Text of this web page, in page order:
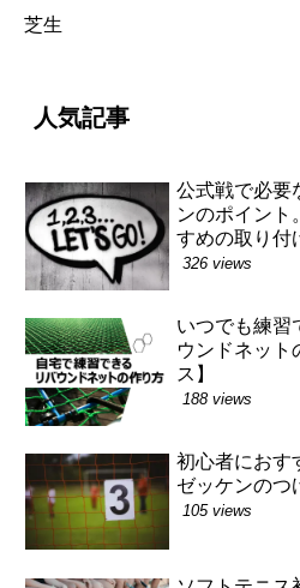
芝生
人気記事
公式戦で必要
ンのポイント
すめの取り付
326 views
いつでも練習
ウンドネット
ス】
188 views
初心者におす
ゼッケンのつ
105 views